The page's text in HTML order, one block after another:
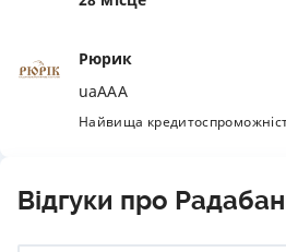
Рюрик
uaAAA
Найвища
Відгуки про